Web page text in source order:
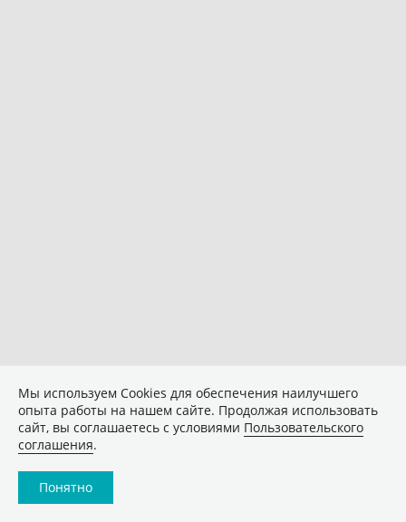
Мы используем Сookies для обеспечения наилучшего
опыта работы на нашем сайте. Продолжая использовать
сайт, вы соглашаетесь с условиями Пользовательского
соглашения.
Понятно